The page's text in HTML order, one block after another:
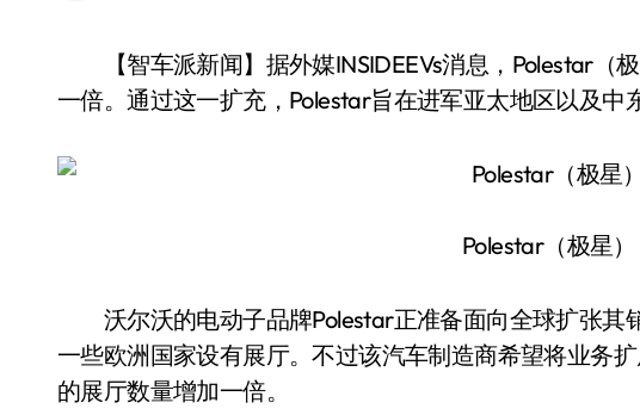
【智车派新闻】据外媒INSIDEEVs消息，Polestar（极星）近日宣布计划将全球展厅数量扩充
一倍。通过这一扩充，Polestar旨在进军亚太地区以及中
Polestar（极星）
沃尔沃的电动子品牌Polestar正准备面向全球扩张其
一些欧洲国家设有展厅。不过该汽车制造商希望将业务
的展厅数量增加一倍。